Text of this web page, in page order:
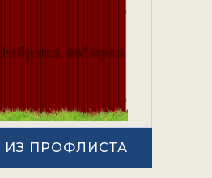
ПРОФЛИСТА